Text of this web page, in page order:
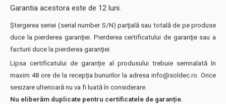
Garantia acestora este de 12 luni.
Ştergerea seriei (serial number S/N) parţială sau totală de pe produse
duce la pierderea garanţiei. Pierderea certificatului de garanţie sau a
facturii duce la pierderea garanţiei.
Lipsa certificatului de garanție al produsului trebuie semnalată în
maxim 48 ore de la recepția bunurilor la adresa info@soldec.ro. Orice
sesizare ulterioară nu va fi luată în considerare.
Nu eliberăm duplicate pentru certificatele de garanție.